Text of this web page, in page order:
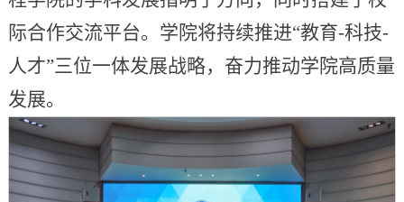
际合作交流平台。学院将持续推进“教育-科技-
人才”三位一体发展战略，奋力推动学院高质量
发展。